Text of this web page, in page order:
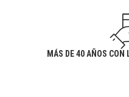
MÁS DE 40 AÑOS CON